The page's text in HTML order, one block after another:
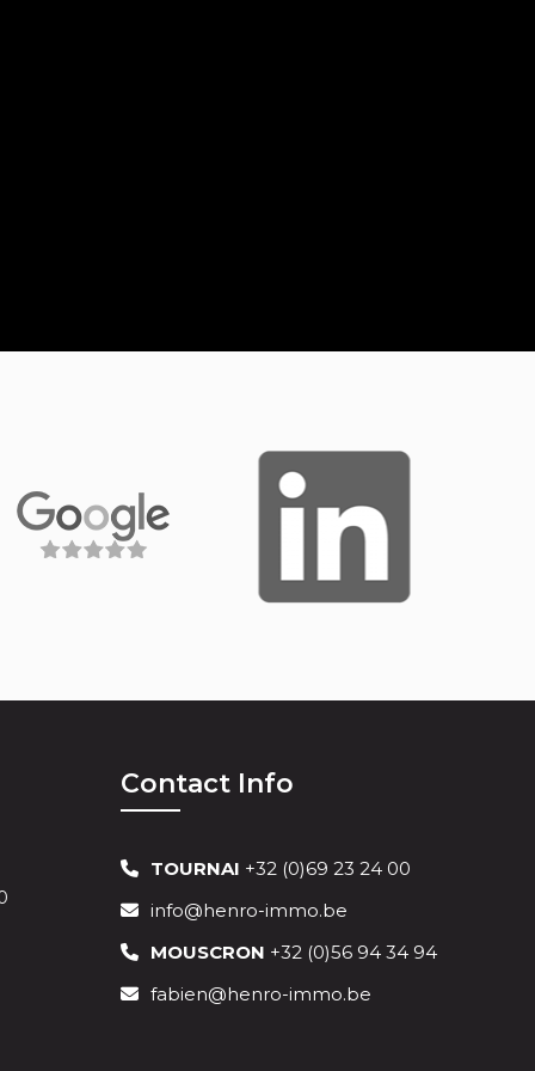
Contact Info
TOURNAI +32 (0)69 23 24 00
info@henro-immo.be
MOUSCRON +32 (0)56 94 34 94
fabien@henro-immo.be